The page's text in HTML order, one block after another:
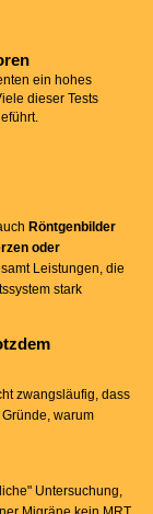
ein hohes
dieser Tests
Röntgenbilder
oder
Leistungen, die
stark
zwangsläufig, dass
warum
Untersuchung,